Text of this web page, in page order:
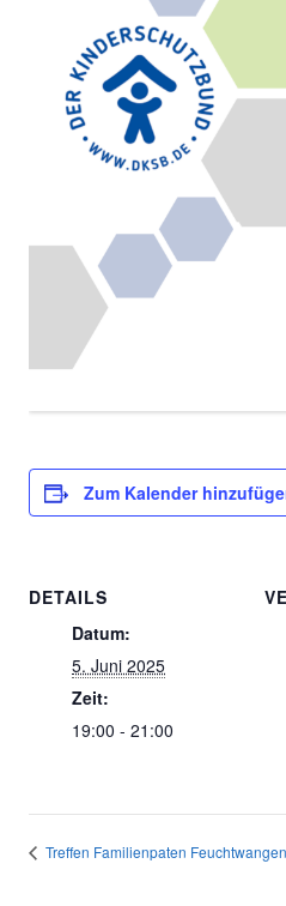
Zum Kalender
DETAILS
Datum:
5. Juni 2025
Zeit:
19:00 - 21:00
Treffen Familienpaten Feuchtwangen